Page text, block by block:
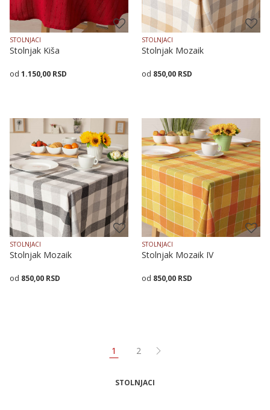
STOLNJACI
Stolnjak Kiša
1.150,00 RSD
Dodaj u korpu
STOLNJACI
Stolnjak Mozaik
850,00 RSD
Veličina
140X140140X180
Dodaj u korpu
STOLNJACI
Stolnjak Mozaik
850,00 RSD
STOLNJACI
Stolnjak Mozaik IV
850,00 RSD
140X140
1 2
STOLNJACI